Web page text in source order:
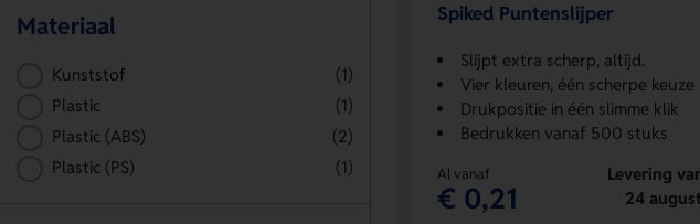
Spiked Puntenslijper
Slijpt extra scherp, altijd.
Vier kleuren, één scherpe keuze
Drukpositie in één slimme klik
Bedrukken vanaf 500 stuks
Al vanaf
€ 0,21
Levering
24
Materiaal
Kunststof
(1)
Plastic
(1)
Plastic (ABS)
(2)
Plastic (PS)
(1)